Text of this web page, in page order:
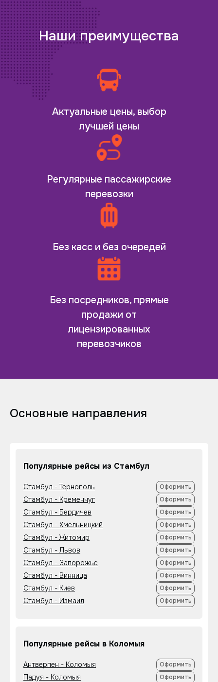
Наши преимущества
Актуальные цены, выбор
лучшей цены
Регулярные пассажирские
перевозки
Без касс и без очередей
Без посредников, прямые
продажи от
лицензированных
перевозчиков
Основные направления
Популярные рейсы из Стамбул
Стамбул - Тернополь Оформить
Стамбул - Кременчуг Оформить
Стамбул - Бердичев Оформить
Стамбул - Хмельницкий Оформить
Стамбул - Житомир Оформить
Стамбул - Львов Оформить
Стамбул - Запорожье Оформить
Стамбул - Винница Оформить
Стамбул - Киев Оформить
Стамбул - Измаил Оформить
Популярные рейсы в Коломыя
Антверпен - Коломыя Оформить
Падуя - Коломыя Оформить